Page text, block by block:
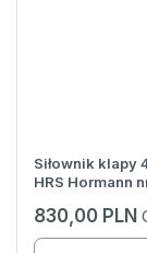
Siłownik klapy
HRS Hormann
830,00 PLN